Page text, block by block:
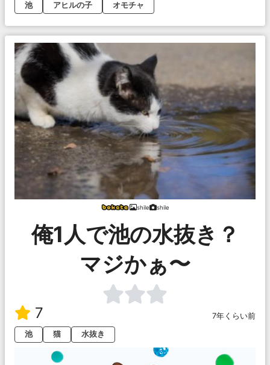
池 アヒルの子 オモチャ
shile shile
俺1人で池の水抜き？
マジかぁ〜
7
7年くらい前
池
猫 水抜き